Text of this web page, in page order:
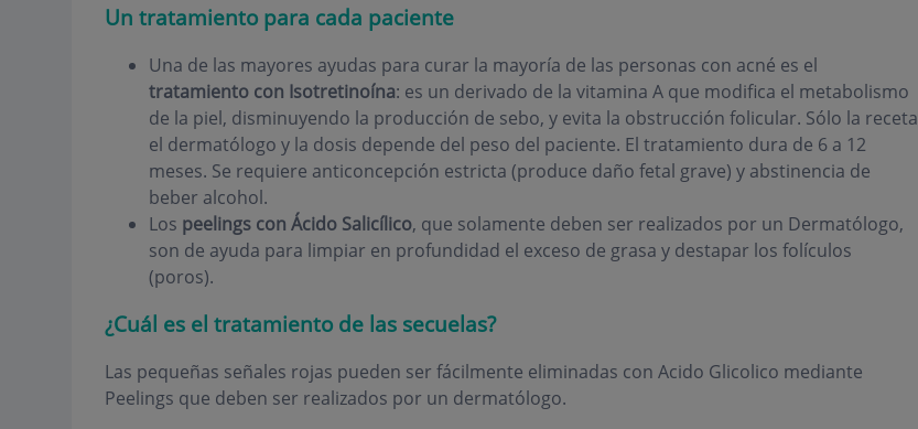
Un tratamiento para cada paciente
Una de las mayores ayudas para curar la mayoría de las personas con acné es el
tratamiento con Isotretinoína: es un derivado de la vitamina A que modifica el metabolismo
de la piel, disminuyendo la producción de sebo, y evita la obstrucción folicular. Sólo la receta
el dermatólogo y la dosis depende del peso del paciente. El tratamiento dura de 6 a 12
meses. Se requiere anticoncepción estricta (produce daño fetal grave) y abstinencia de
beber alcohol.
Los peelings con Ácido Salicílico, que solamente deben ser realizados por un Dermatólogo,
son de ayuda para limpiar en profundidad el exceso de grasa y destapar los folículos
(poros).
¿Cuál es el tratamiento de las secuelas?
Las pequeñas señales rojas pueden ser fácilmente eliminadas con Acido Glicolico mediante
Peelings que deben ser realizados por un dermatólogo.